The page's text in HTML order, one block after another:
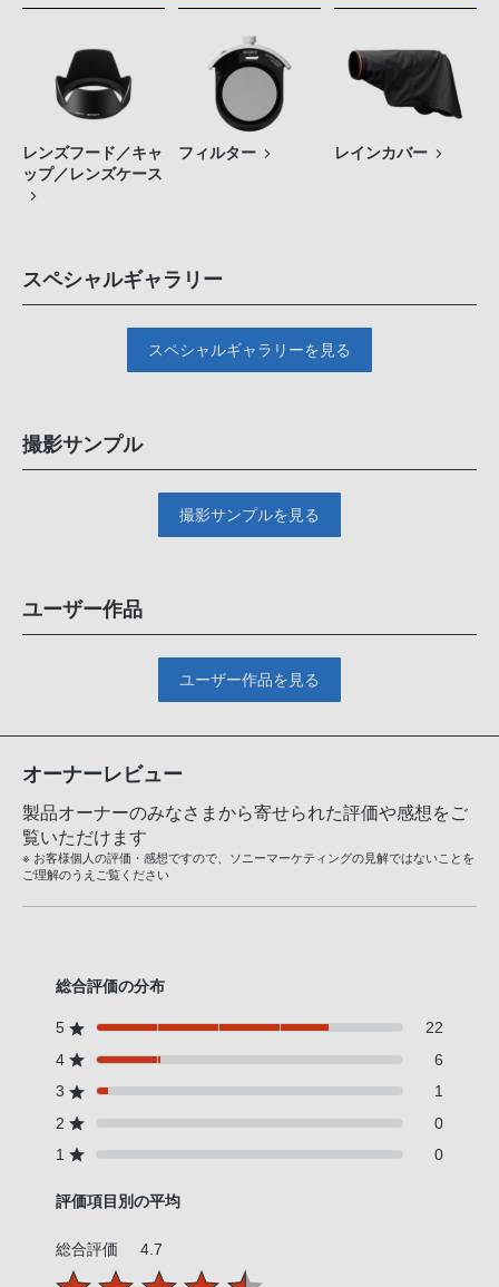
レンズフード／キャ
ップ／レンズケース
フィルター レインカバー
スペシャルギャラリー
スペシャルギャラリーを見る
撮影サンプル
撮影サンプルを見る
ユーザー作品
ユーザー作品を見る
オーナーレビュー
製品オーナーのみなさまから寄せられた評価や感想をご
覧いただけます
※ お客様個人の評価・感想ですので、ソニーマーケティングの見解ではないことを
ご理解のうえご覧ください
総合評価の分布
5
22
4
6
3
1
2
0
1
0
評価項目別の平均
総合評価 4.7